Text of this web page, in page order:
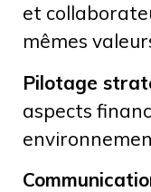
et
mêmes
Pilotage
aspects